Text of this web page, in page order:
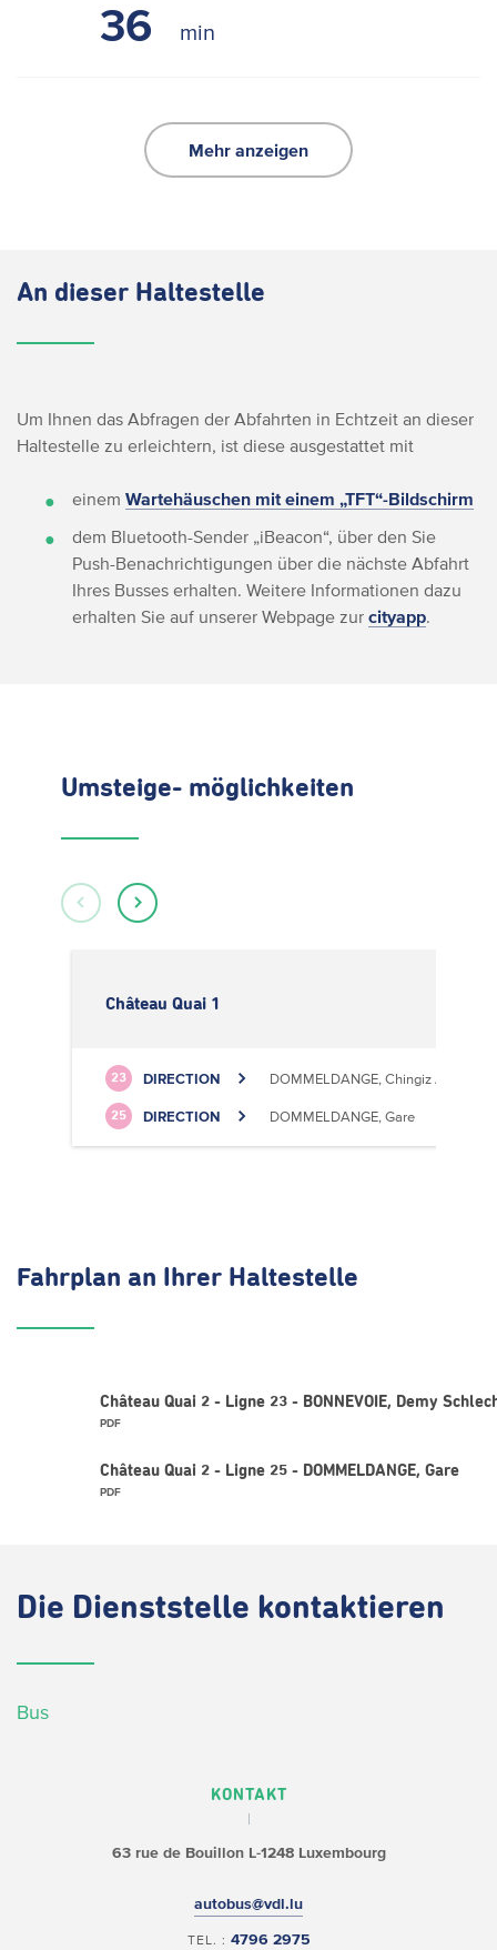
36
Mehr anzeigen
An dieser Haltestelle
Um Ihnen das Abfragen der Abfahrten in Echtzeit an dieser
Haltestelle zu erleichtern, ist diese ausgestattet mit
einem Wartehäuschen mit einem „TFT“-Bildschirm
dem Bluetooth-Sender „iBeacon“, über den Sie
Push-Benachrichtigungen über die nächste Abfahrt
Ihres Busses erhalten. Weitere Informationen dazu
erhalten Sie auf unserer Webpage zur cityapp.
Umsteige- möglichkeiten
Château Quai 1
23 DIRECTION DOMMELDANGE, Chingiz Aitmatov
25 DIRECTION DOMMELDANGE, Gare
Fahrplan an Ihrer Haltestelle
Château Quai 2 - Ligne 23 - BONNEVOIE, Demy
PDF
Château Quai 2 - Ligne 25 - DOMMELDANGE, Gare
PDF
Die Dienststelle kontaktieren
Bus
KONTAKT
63 rue de BouillonL-1248 Luxembourg
autobus@vdl.lu
TEL. : 4796 2975